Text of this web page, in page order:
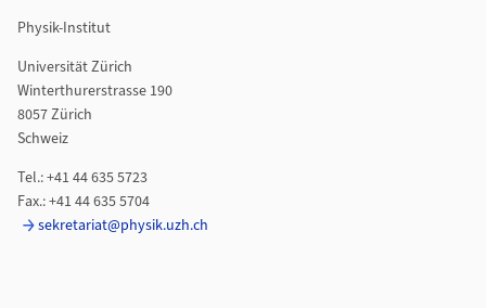
Physik-Institut
Universität Zürich
Winterthurerstrasse 190
8057 Zürich
Schweiz
Tel.: +41 44 635 5723
Fax.: +41 44 635 5704
sekretariat@physik.uzh.ch